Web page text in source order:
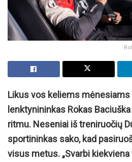
Likus vos keliems mėnesiams
lenktynininkas Rokas
ritmu. Neseniai iš treniruočių
sportininkas sako, kad
visus metus. „Svarbi